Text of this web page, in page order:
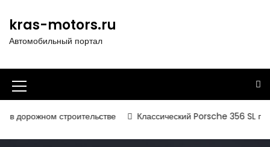
т
к
д
kras-motors.ru
Автомобильный портал
И
к
о
строительстве Классический Porsche 356 SL получил